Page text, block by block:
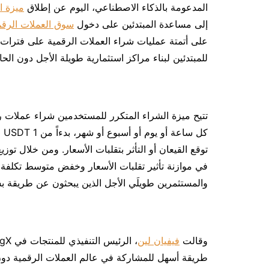
المدعومة بالذكاء الاصطناعي، اليوم عن إطلاق ميزة
إلى مساعدة المبتدئين على دخول سوق العملات
على أتمتة عمليات شراء العملات الرقمية على
للمبتدئين لبناء مراكز استثمارية طويلة الأجل دون
تتيح ميزة الشراء المتكرر للمستخدمين شراء
توقع القيعان أو التأثر بتقلبات الأسعار. ومن خلال
في موازنة تأثير تقلبات الأسعار وخفض متوسط تكلفة
والمستثمرين طويلَي الأجل الذين يبحثون عن
وقالت فيفيان لين